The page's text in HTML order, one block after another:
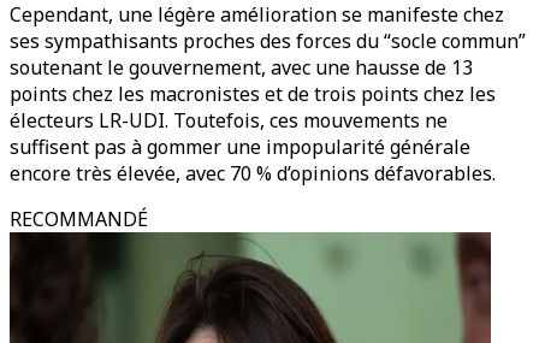
Cependant, une légère amélioration se manifeste chez
ses sympathisants proches des forces du “socle commun”
soutenant le gouvernement, avec une hausse de 13
points chez les macronistes et de trois points chez les
électeurs LR-UDI. Toutefois, ces mouvements ne
suffisent pas à gommer une impopularité générale
encore très élevée, avec 70 % d’opinions défavorables.
RECOMMANDÉ